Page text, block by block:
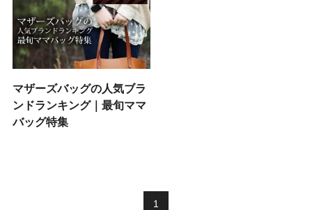
マザーズバッグの人気ブラ
ンドランキング｜最旬ママ
バッグ特集
1